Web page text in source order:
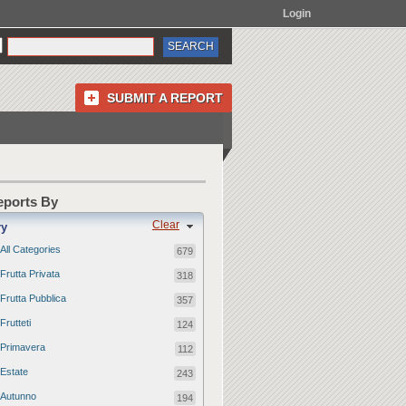
Login
SUBMIT A REPORT
By
Clear
All Categories 679
Frutta Privata 318
Frutta Pubblica 357
Frutteti 124
Primavera 112
Estate 243
Autunno 194